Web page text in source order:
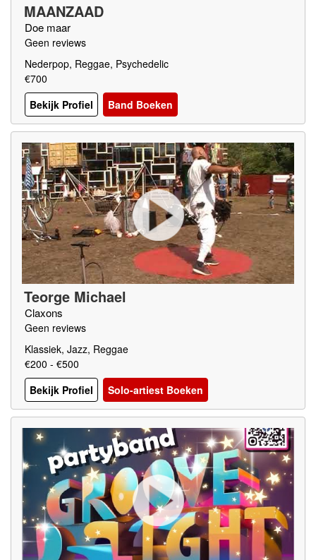
MAANZAAD
Doe maar
Geen reviews
Nederpop, Reggae, Psychedelic
€700
Bekijk Profiel
Band Boeken
Teorge Michael
Claxons
Geen reviews
Klassiek, Jazz, Reggae
€200 - €500
Bekijk Profiel
Solo-artiest Boeken